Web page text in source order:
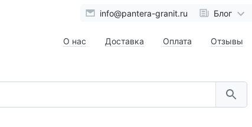
info@pantera-granit.ru Блог
О нас Доставка Оплата Отзывы